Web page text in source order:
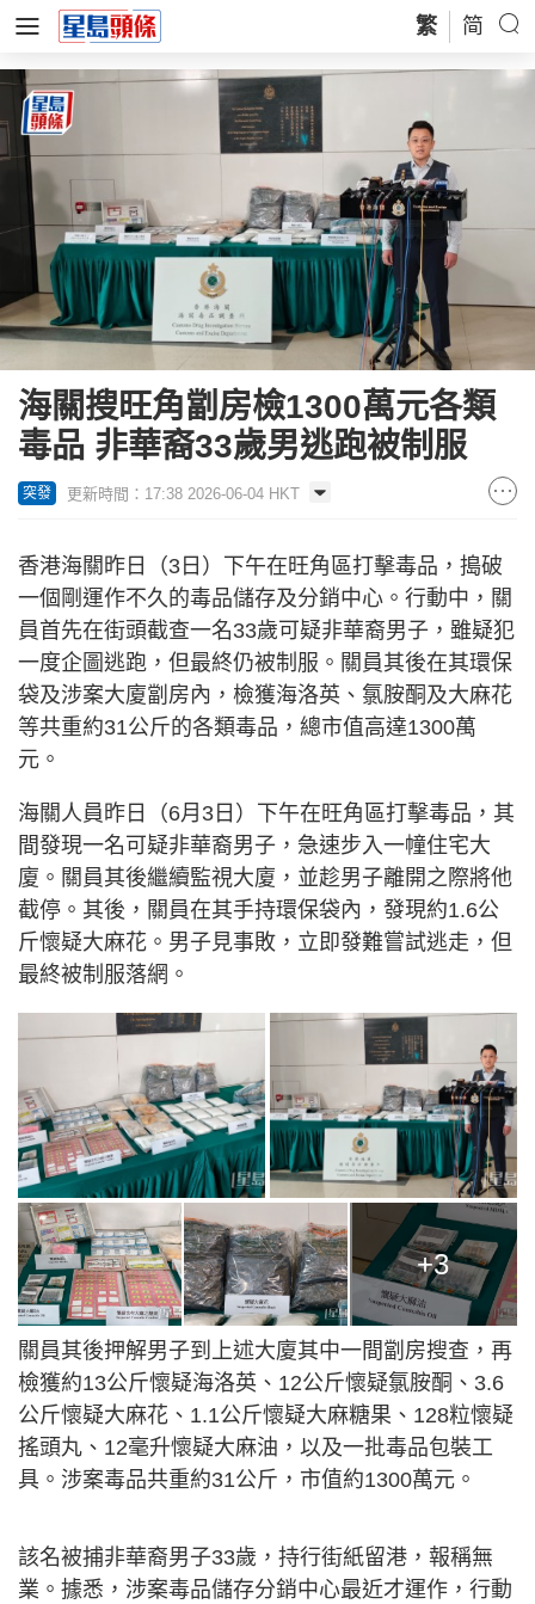
繁 简
海關搜旺角劏房檢1300萬元各類
毒品 非華裔33歲男逃跑被制服
突發 更新時間：17:38 2026-06-04 HKT
香港海關昨日（3日）下午在旺角區打擊毒品，搗破
一個剛運作不久的毒品儲存及分銷中心。行動中，關
員首先在街頭截查一名33歲可疑非華裔男子，雖疑犯
一度企圖逃跑，但最終仍被制服。關員其後在其環保
袋及涉案大廈劏房內，檢獲海洛英、氯胺酮及大麻花
等共重約31公斤的各類毒品，總市值高達1300萬
元。
海關人員昨日（6月3日）下午在旺角區打擊毒品，其
間發現一名可疑非華裔男子，急速步入一幢住宅大
廈。關員其後繼續監視大廈，並趁男子離開之際將他
截停。其後，關員在其手持環保袋內，發現約1.6公
斤懷疑大麻花。男子見事敗，立即發難嘗試逃走，但
最終被制服落網。
+3
關員其後押解男子到上述大廈其中一間劏房搜查，再
檢獲約13公斤懷疑海洛英、12公斤懷疑氯胺酮、3.6
公斤懷疑大麻花、1.1公斤懷疑大麻糖果、128粒懷疑
搖頭丸、12毫升懷疑大麻油，以及一批毒品包裝工
具。涉案毒品共重約31公斤，市值約1300萬元。
該名被捕非華裔男子33歲，持行街紙留港，報稱無
業。據悉，涉案毒品儲存分銷中心最近才運作，行動